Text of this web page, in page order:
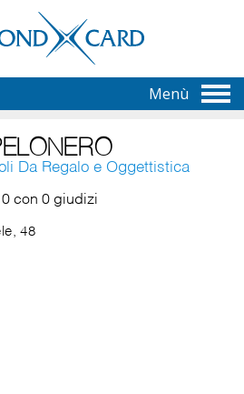
Menù
Da Regalo e Oggettistica
0 con 0 giudizi
48